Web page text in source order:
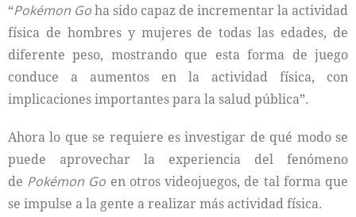
“Pokémon Goha sido capaz de incrementar la actividad
física de hombres y mujeres de todas las edades, de
diferente peso, mostrando que esta forma de juego
conduce a aumentos en la actividad física, con
implicaciones importantes para la salud pública”.
Ahora lo que se requiere es investigar de qué modo se
puede aprovechar la experiencia del fenómeno
de Pokémon Go en otros videojuegos, de tal forma que
se impulse a la gente a realizar más actividad física.